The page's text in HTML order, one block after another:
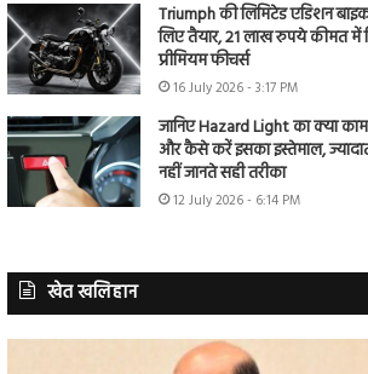
Triumph की लिमिटेड एडिशन
लिए तैयार, 21 लाख रुपये कीमत में
प्रीमियम फीचर्स
16 July 2026 - 3:17 PM
जानिए Hazard Light का क्या
और कैसे करें इसका इस्तेमाल,
नहीं जानते सही तरीका
12 July 2026 - 6:14 PM
खेत खलिहान